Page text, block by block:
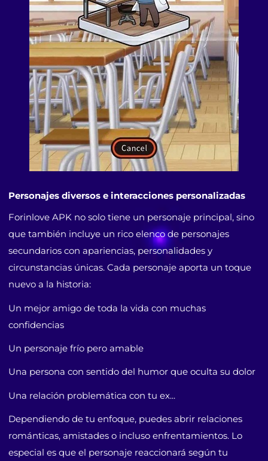
Personajes diversos e interacciones personalizadas
Forinlove APK no solo tiene un personaje principal, sino
que también incluye un rico elenco de personajes
secundarios con apariencias, personalidades y
circunstancias únicas. Cada personaje aporta un toque
nuevo a la historia:
Un mejor amigo de toda la vida con muchas
confidencias
Un personaje frío pero amable
Una persona con sentido del humor que oculta su dolor
Una relación problemática con tu ex...
Dependiendo de tu enfoque, puedes abrir relaciones
románticas, amistades o incluso enfrentamientos. Lo
especial es que el personaje reaccionará según tu